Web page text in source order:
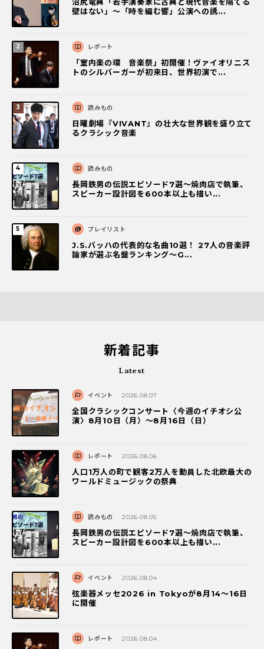
壁はない」～「時を編む響」公演への誘...
レポート
「室内楽の環 音楽祭」初開催！ヴァイオリニス
トのシルバーガーが初来日、世界初演で...
読みもの
日曜劇場『VIVANT』の壮大な世界観を盛り立て
るクラシック音楽
読みもの
長岡鉄男の伝説エピソード7選〜焼肉店で執筆、
スピーカー設計図を600本以上も描い...
プレイリスト
J.S.バッハの代表的な名曲10選！ 27人の音楽評
論家が選ぶ名盤ランキング〜G...
新着記事
Latest
イベント 2026.08.07
全国クラシックコンサート〈今週のイチオシ公
演〉8月10日（月）～8月16日（日）
レポート 2026.08.06
人口1万人の町で観客2万人を動員した北欧最大の
ワールドミュージックの祭典
読みもの 2026.08.05
長岡鉄男の伝説エピソード7選〜焼肉店で執筆、
スピーカー設計図を600本以上も描い...
イベント 2026.08.04
弦楽器メッセ2026 in Tokyoが8月14～16日
に開催
レポート 2026.08.04